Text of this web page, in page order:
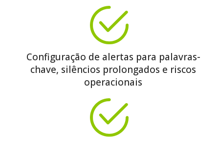
Configuração de alertas para palavras-
chave, silêncios prolongados e riscos
operacionais